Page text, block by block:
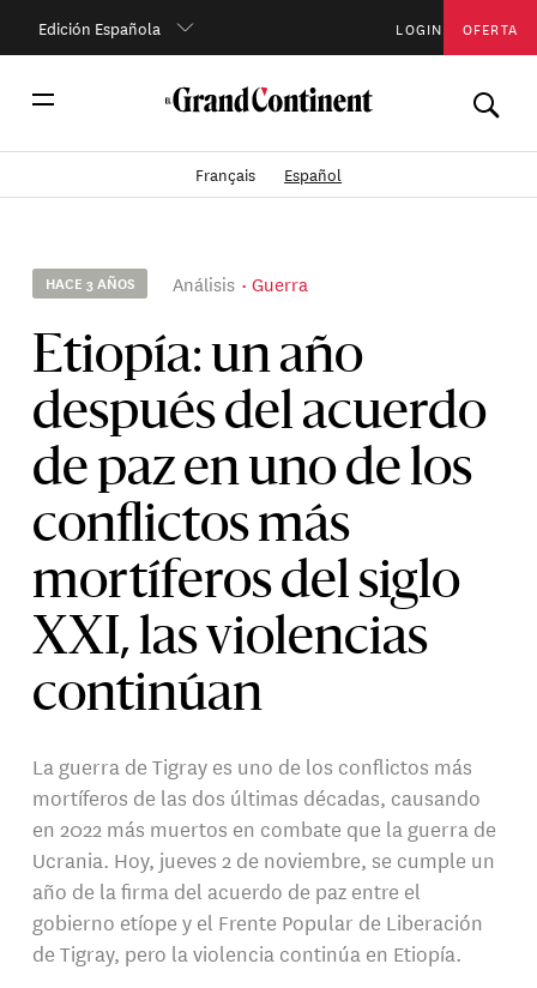
Edición Española LOGIN OFERTA
Français Español
HACE 3 AÑOS Análisis Guerra
Etiopía: un año
después del acuerdo
de paz en uno de los
conflictos más
mortíferos del siglo
XXI, las violencias
continúan
La guerra de Tigray es uno de los conflictos más
mortíferos de las dos últimas décadas, causando
en 2022 más muertos en combate que la guerra de
Ucrania. Hoy, jueves 2 de noviembre, se cumple un
año de la firma del acuerdo de paz entre el
gobierno etíope y el Frente Popular de Liberación
de Tigray, pero la violencia continúa en Etiopía.